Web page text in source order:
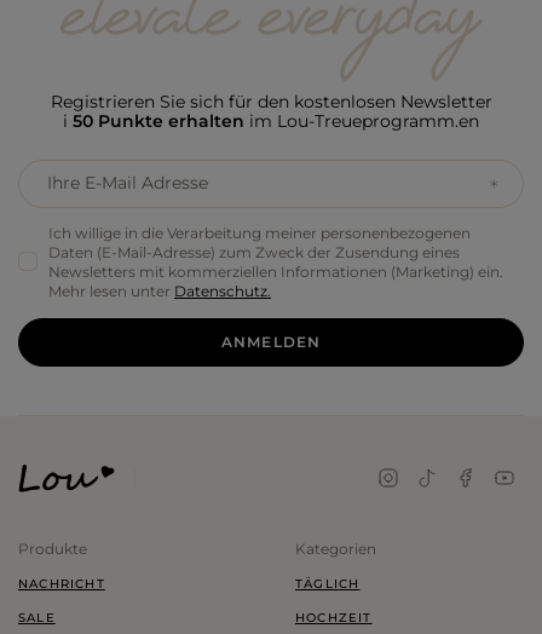
Registrieren Sie sich für den kostenlosen Newsletter
i 50 Punkte erhalten im Lou-Treueprogramm.en
Ihre E-Mail Adresse
Ich willige in die Verarbeitung meiner personenbezogenen
Daten (E-Mail-Adresse) zum Zweck der Zusendung eines
Newsletters mit kommerziellen Informationen (Marketing) ein.
Mehr lesen unter Datenschutz.
ANMELDEN
Produkte
NACHRICHT
SALE
Kategorien
TÄGLICH
HOCHZEIT